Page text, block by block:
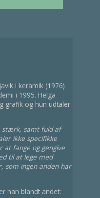
i keramik (1976)
i 1995. Helga
grafik og hun udtaler
stærk, samt fuld af
ikke specifikke
fange og gengive
til at lege med
som ingen anden har
han blandt andet: